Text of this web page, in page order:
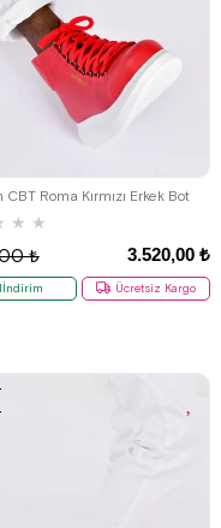
Roma Kırmızı Erkek Bot
★ ★
3.520,00 ₺
₺
Ücretsiz Kargo
39